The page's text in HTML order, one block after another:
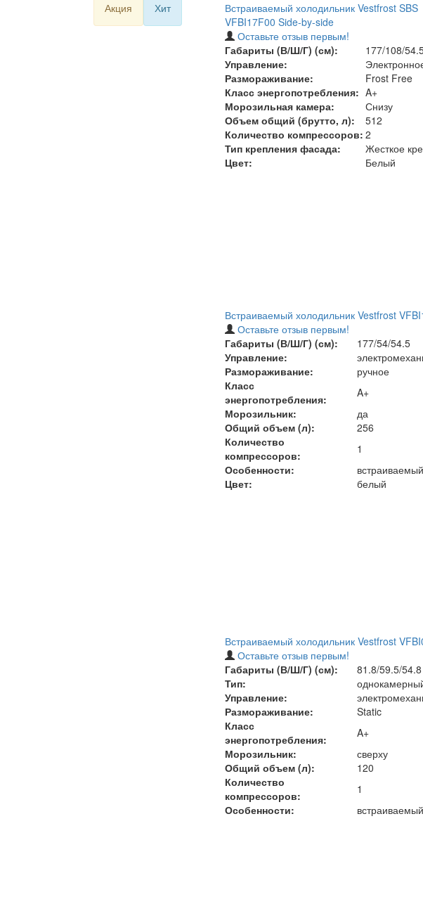
Акция Хит
Встраиваемый холодильник Vestfrost SBS
VFBI17F00 Side-by-side
Оставьте отзыв первым!
Габариты (В/Ш/Г) (см):
177/108/
Управление:
Размораживание:
Frost Free
Класс энергопотребления: A+
Морозильная камера:
Снизу
Объем общий (брутто, л):
512
Количество компрессоров: 2
Тип крепления фасада:
Жесткое
Цвет:
Белый
Встраиваемый холодильник Vestfrost
Оставьте отзыв первым!
Габариты (В/Ш/Г) (см):
177/54/54.5
Управление:
Размораживание:
ручное
Класс
энергопотребления:
A+
Морозильник:
да
Общий объем (л):
256
Количество
компрессоров:
1
Особенности:
встраиваемый
Цвет:
белый
Встраиваемый холодильник Vestfrost
Оставьте отзыв первым!
Габариты (В/Ш/Г) (см):
81.8/59.5/54.8
Тип:
Управление:
Размораживание:
Static
Класс
энергопотребления:
A+
Морозильник:
сверху
Общий объем (л):
120
Количество
компрессоров:
1
Особенности:
встраиваемый